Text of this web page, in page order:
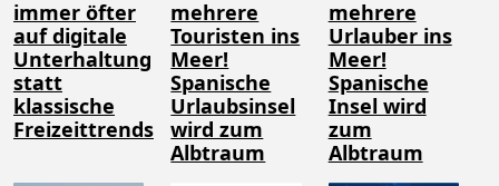
immer öfter
auf digitale
Unterhaltung
statt
klassische
Freizeittrends
mehrere
Touristen ins
Meer!
Spanische
Urlaubsinsel
wird zum
Albtraum
mehrere
Urlauber ins
Meer!
Spanische
Insel wird
zum
Albtraum